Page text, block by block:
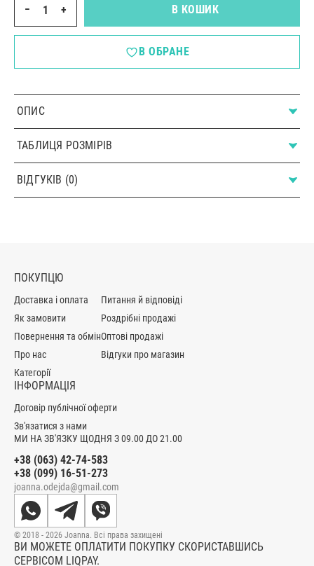
− + В КОШИК
В ОБРАНЕ
ОПИС
ТАБЛИЦЯ РОЗМІРІВ
ВІДГУКІВ (0)
МИ НА ЗВ'ЯЗКУ ЩОДНЯ З 09.00 ДО 21.00
+38 (063) 42-74-583
+38 (099) 16-51-273
joanna.odejda@gmail.com
ПОКУПЦЮ
Доставка і оплата
Як замовити
Повернення та обмін
Про нас
Категорії
Питання й відповіді
Роздрібні продажі
Оптові продажі
Відгуки про магазин
ІНФОРМАЦІЯ
Договір публічної оферти
Зв'язатися з нами
ВИ МОЖЕТЕ ОПЛАТИТИ ПОКУПКУ СКОРИСТАВШИСЬ
СЕРВІСОМ LIQPAY.
© 2018 - 2026 Joanna. Всі права захищені